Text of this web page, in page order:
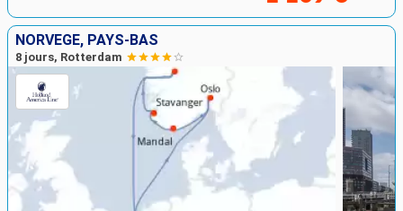
NORVÈGE, PAYS-BAS
8 jours, Rotterdam